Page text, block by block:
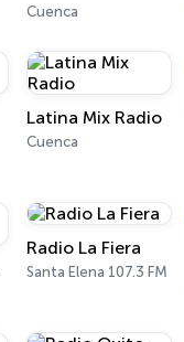
Cuenca
Latina Mix Radio
Cuenca
Radio La Fiera
Santa Elena 107.3 FM